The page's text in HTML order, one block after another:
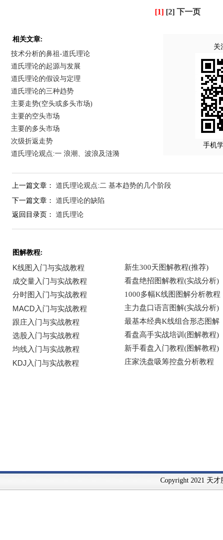
[1] [2] 下一页
相关文章:
技术分析的鼻祖-道氏理论
道氏理论的起源与发展
道氏理论的假设与定理
道氏理论的三种趋势
主要走势(空头或多头市场)
主要的空头市场
主要的多头市场
次级折返走势
道氏理论观点:一 浪潮、波浪及涟漪
关
手机
上一篇文章： 道氏理论观点:二 基本趋势的几个阶段
下一篇文章： 道氏理论的缺陷
返回目录页： 道氏理论
图解教程:
Copyright 2021 天